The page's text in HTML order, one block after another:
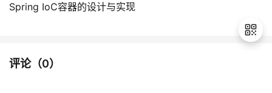
Spring IoC容器的设计与实现
评论（0）